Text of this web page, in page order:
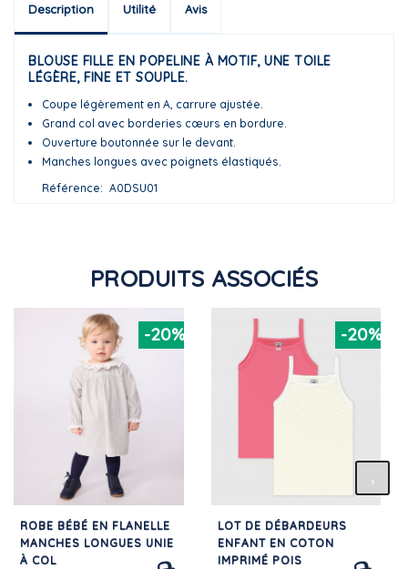
Description Utilité Avis
BLOUSE FILLE EN POPELINE À MOTIF, UNE TOILE
LÉGÈRE, FINE ET SOUPLE.
Coupe légèrement en A, carrure ajustée.
Grand col avec borderies cœurs en bordure.
Ouverture boutonnée sur le devant.
Manches longues avec poignets élastiqués.
Référence
A0DSU01
PRODUITS ASSOCIÉS
-20%
ROBE BÉBÉ EN FLANELLE
MANCHES LONGUES UNIE
À COL
-20%
LOT DE DÉBARDEURS
ENFANT EN COTON
IMPRIMÉ POIS